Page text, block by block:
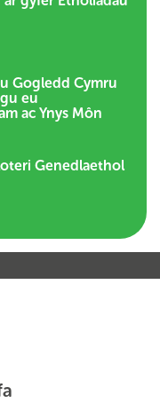
Gogledd Cymru
eu
ac Ynys Môn
Genedlaethol